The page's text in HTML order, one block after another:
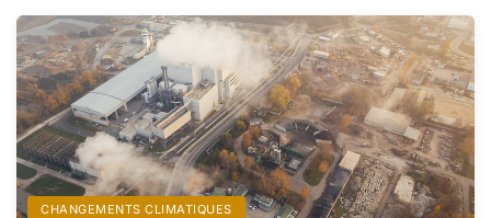
CHANGEMENTS CLIMATIQUES